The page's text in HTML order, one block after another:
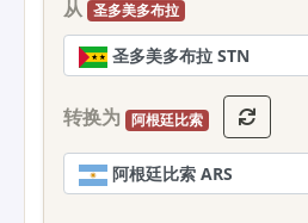
从 圣多美多布拉
圣多美多布拉 STN
转换为 阿根廷比索
阿根廷比索 ARS